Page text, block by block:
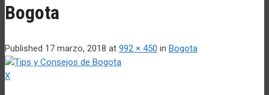
Bogota
Published 17 marzo, 2018 at 992 × 450 in Bogota
X